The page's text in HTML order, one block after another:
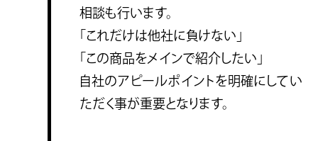
相談も行います。
「これだけは他社に負けない」
「この商品をメインで紹介したい」
自社のアピールポイントを明確にしてい
ただく事が重要となります。